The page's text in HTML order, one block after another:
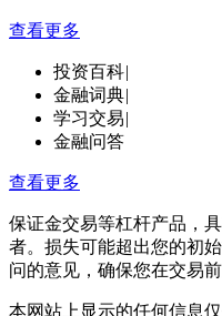
查看更多
投资百科|
金融词典|
学习交易|
金融问答
查看更多
保证金交易等杠杆产品，
者。损失可能超出您的初
问的意见，确保您在交易
本网站上显示的任何信息